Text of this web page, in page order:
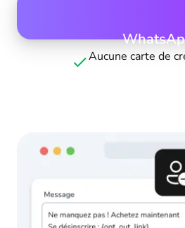
Aucune carte de